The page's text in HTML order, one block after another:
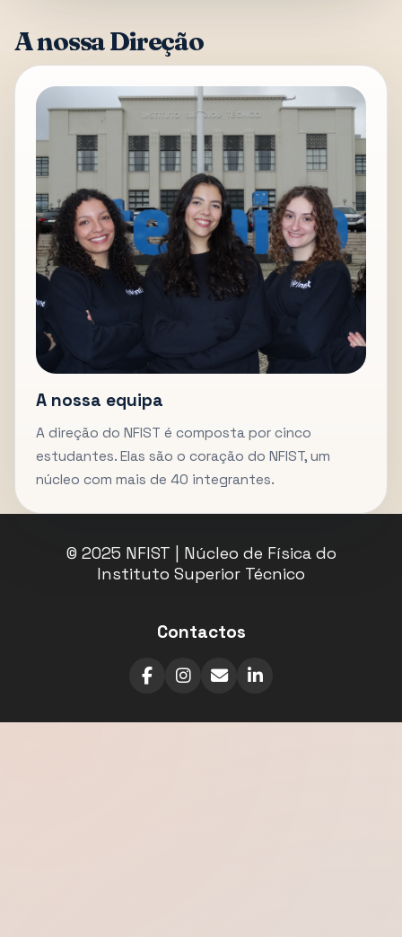
A nossa Direção
A nossa equipa
A direção do NFIST é composta por cinco
estudantes. Elas são o coração do NFIST, um
núcleo com mais de 40 integrantes.
© 2025 NFIST | Núcleo de Física do
Instituto Superior Técnico
Contactos